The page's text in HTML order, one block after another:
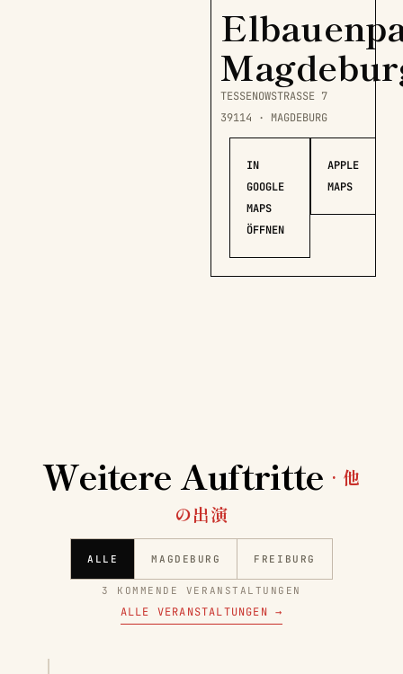
TESSENOWSTRASSE 7
39114 · MAGDEBURG
IN
GOOGLE
MAPS
ÖFFNEN
APPLE
MAPS
Weitere Auftritte · 他
の出演
ALLE MAGDEBURG FREIBURG
3 KOMMENDE VERANSTALTUNGEN
ALLE VERANSTALTUNGEN →